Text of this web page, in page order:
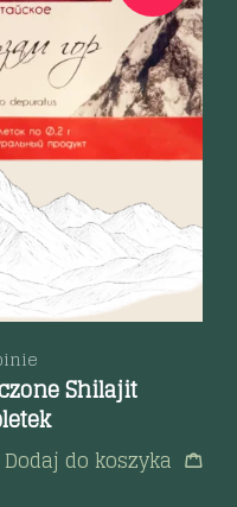
Shilajit
Dodaj do koszyka